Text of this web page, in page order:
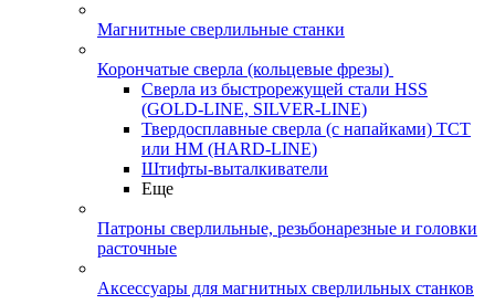
Магнитные сверлильные станки
Корончатые сверла (кольцевые фрезы)
Сверла из быстрорежущей стали HSS
(GOLD-LINE, SILVER-LINE)
Твердосплавные сверла (с напайками) ТСТ
или HM (HARD-LINE)
Штифты-выталкиватели
Еще
Патроны сверлильные, резьбонарезные и головки
расточные
Аксессуары для магнитных сверлильных станков